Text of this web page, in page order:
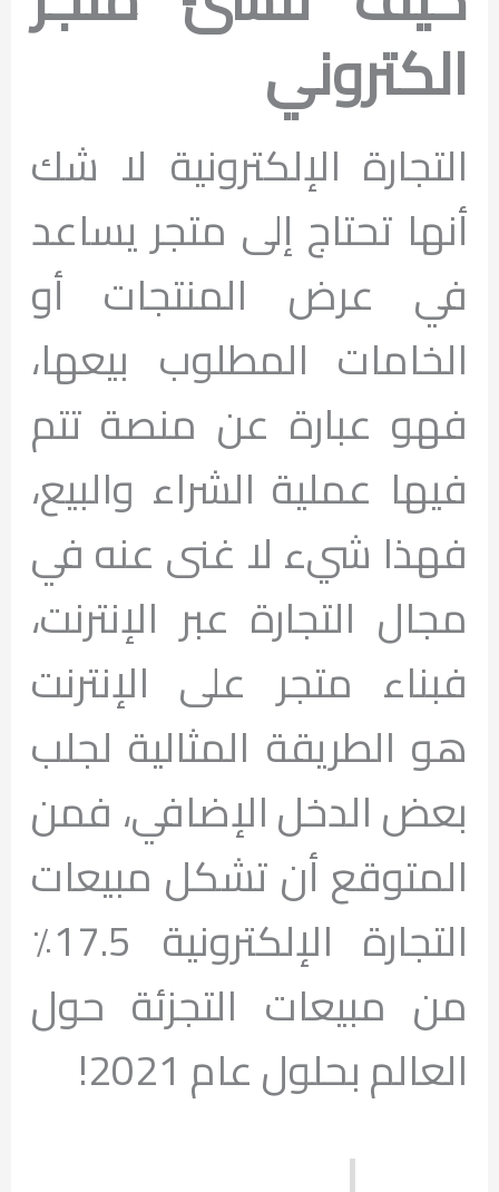
الكتروني
التجارة الإلكترونية لا شك
أنها تحتاج إلى متجر يساعد
في عرض المنتجات أو
الخامات المطلوب بيعها،
فهو عبارة عن منصة تتم
فيها عملية الشراء والبيع،
فهذا شيء لا غنى عنه في
مجال التجارة عبر الإنترنت،
فبناء متجر على الإنترنت
هو الطريقة المثالية لجلب
بعض الدخل الإضافي، فمن
المتوقع أن تشكل مبيعات
التجارة الإلكترونية 17.5٪
من مبيعات التجزئة حول
العالم بحلول عام 2021!